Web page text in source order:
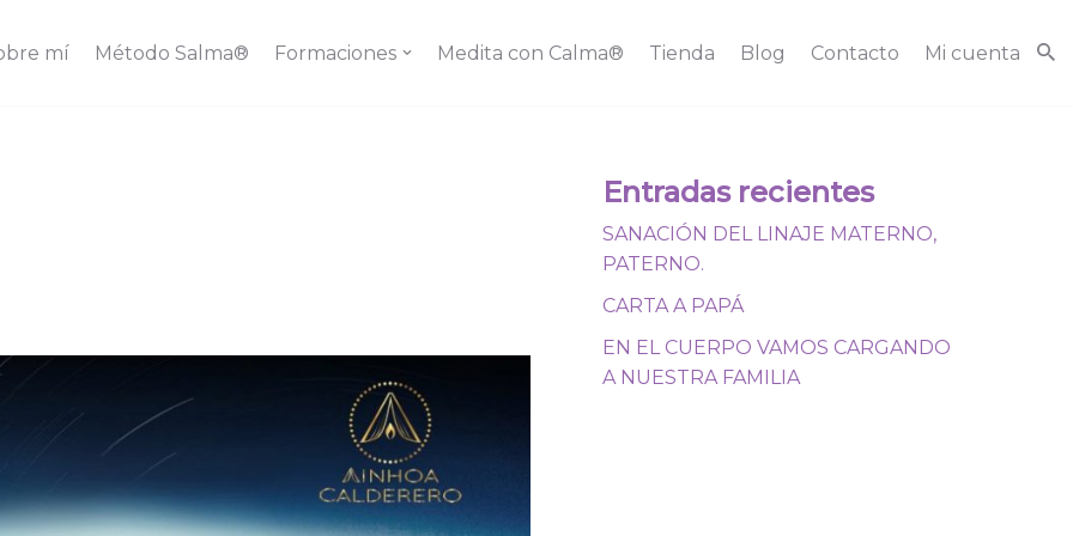
mí Método Salma® Formaciones Medita con Calma® Tienda Blog Contacto Mi cuenta
Entradas recientes
SANACIÓN DEL LINAJE MATERNO,
PATERNO.
CARTA A PAPÁ
EN EL CUERPO VAMOS CARGANDO
A NUESTRA FAMILIA